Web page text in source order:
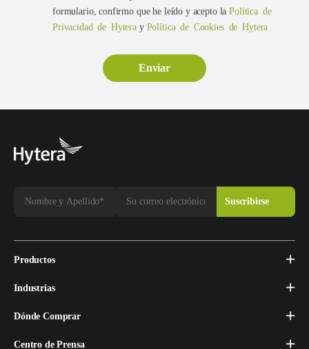
formulario, confirmo que he leído y acepto laPolítica de
Privacidad de Hytera y Política de Cookies de Hytera
Productos
Industrias
Dónde Comprar
Centro de Prensa